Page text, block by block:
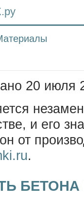
20 июля
и его
от
.
БЕТОНА